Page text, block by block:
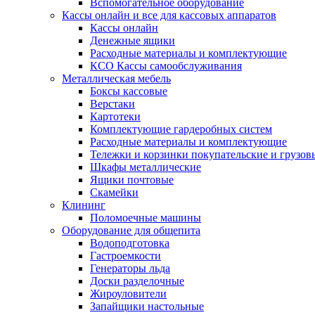
Вспомогательное оборудование
Кассы онлайн и все для кассовых аппаратов
Кассы онлайн
Денежные ящики
Расходные материалы и комплектующие
КСО Кассы самообслуживания
Металлическая мебель
Боксы кассовые
Верстаки
Картотеки
Комплектующие гардеробных систем
Расходные материалы и комплектующие
Тележки и корзинки покупательские и
Шкафы металлические
Ящики почтовые
Скамейки
Клининг
Поломоечные машины
Оборудование для общепита
Водоподготовка
Гастроемкости
Генераторы льда
Доски разделочные
Жироуловители
Запайщики настольные